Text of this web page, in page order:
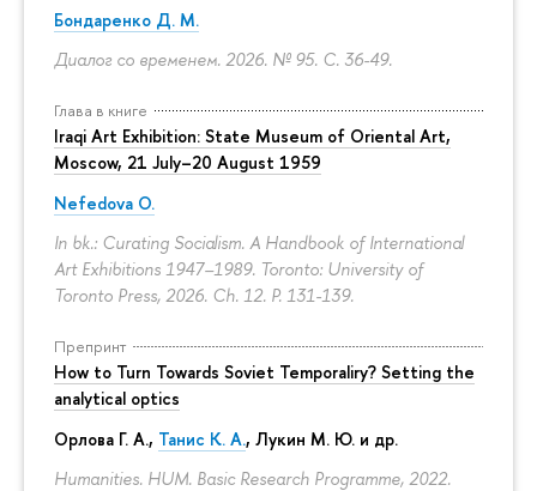
Бондаренко Д. М.
Диалог со временем. 2026. № 95. С. 36-49.
Глава в книге
Iraqi Art Exhibition: State Museum of Oriental Art,
Moscow, 21 July–20 August 1959
Nefedova O.
In bk.: Curating Socialism. A Handbook of International
Art Exhibitions 1947–1989. Toronto: University of
Toronto Press, 2026. Ch. 12. P. 131-139.
Препринт
How to Turn Towards Soviet Temporaliry? Setting the
analytical optics
Орлова Г. А., Танис К. А., Лукин М. Ю. и др.
Humanities. HUM. Basic Research Programme, 2022.